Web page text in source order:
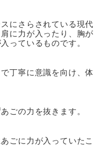
にさらされている現代
に力が入ったり、胸が
っているものです。
丁寧に意識を向け、体
ごの力を抜きます。
ごに力が入っていたこ